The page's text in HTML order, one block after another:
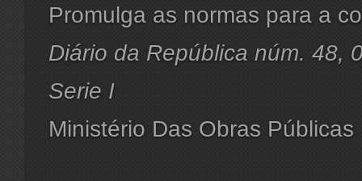
Promulga as normas para a
Diário da República núm. 48,
Serie I
Ministério Das Obras Públicas